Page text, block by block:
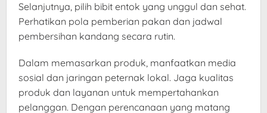
Selanjutnya, pilih bibit entok yang unggul dan sehat.
Perhatikan pola pemberian pakan dan jadwal
pembersihan kandang secara rutin.
Dalam memasarkan produk, manfaatkan media
sosial dan jaringan peternak lokal. Jaga kualitas
produk dan layanan untuk mempertahankan
pelanggan. Dengan perencanaan yang matang